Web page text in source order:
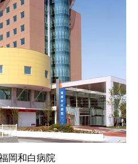
岡和白病院